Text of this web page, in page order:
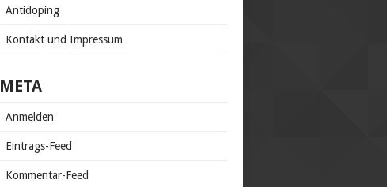
Antidoping
Kontakt und Impressum
META
Anmelden
Eintrags-Feed
Kommentar-Feed